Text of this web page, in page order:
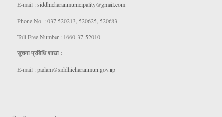
E-mail : siddhicharanmunicipality@gmail.com
Phone No. : 037-520213, 520625, 520683
Toll Free Number : 1660-37-52010
सूचना प्रबिधि शाखा :
E-mail : padam@siddhicharanmun.gov.np